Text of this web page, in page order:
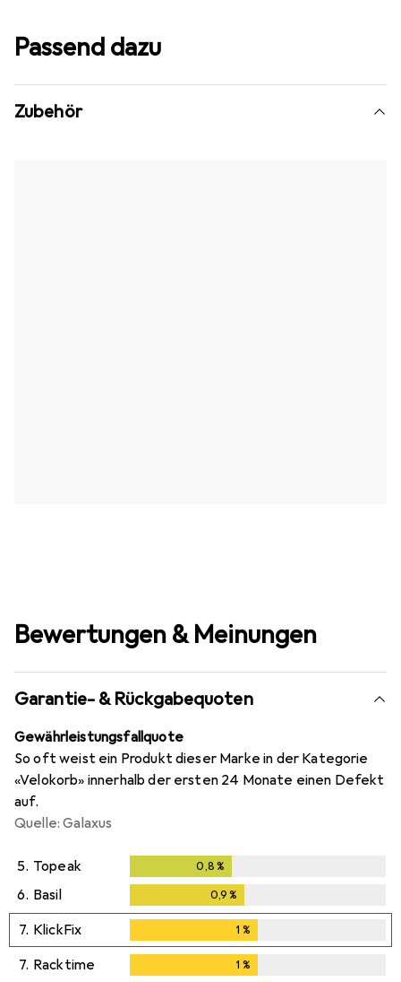
Passend dazu
Zubehör
Bewertungen & Meinungen
Garantie- & Rückgabequoten
Gewährleistungsfallquote
So oft weist ein Produkt dieser Marke in der Kategorie
«Velokorb» innerhalb der ersten 24 Monate einen Defekt
auf.
Quelle: Galaxus
5. Topeak 0,8 %
6. Basil 0,9%
7. KlickFix 1 %
7. Racktime 1 %